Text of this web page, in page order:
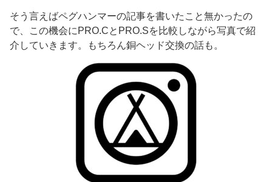
そう言えばペグハンマーの記事を書いたこと無かったの
で、この機会にPRO.CとPRO.Sを比較しながら写真で紹
介していきます。もちろん銅ヘッド交換の話も。